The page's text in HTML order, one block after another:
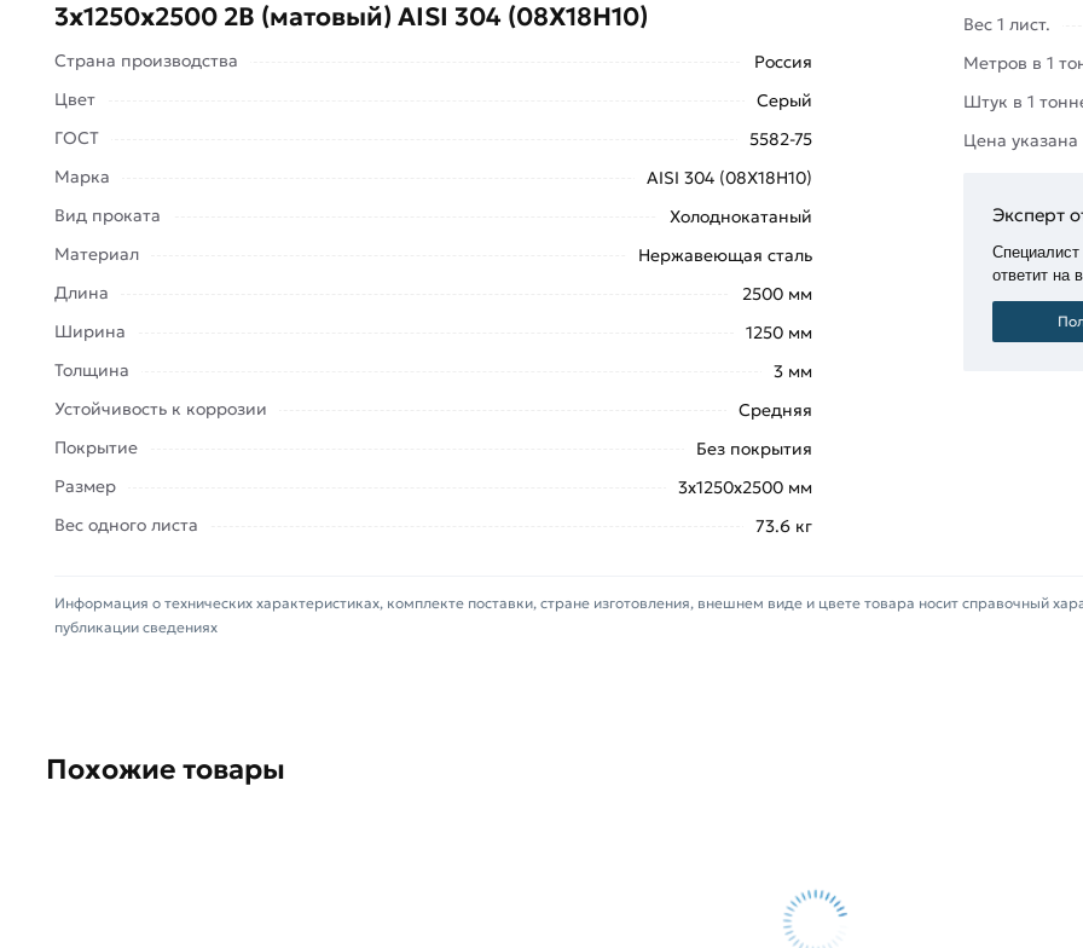
Применение:
Пищевая и химическая
промышленность;
Медицина, фармацевтика;
Производство бытовой и кухонной
элементы;
Вентилируемые фасады,
вентиляционные системы.
Для приобретения данной позиции, кликните мышкой
«Добавить в корзину»или
нажмите на кнопку«Быстрый заказ»
. Также можете купить позвонив по контактам
указанным на сайте.
Условия доставки и цены на товар Лист нержавеющий х/к 3х1250х2500 2B (матовый) AISI 304 (08Х18Н10)
Москве и области. Наши профессиональные менеджеры обработают заказ и свяжутся с Вами для
(наличие чека обязательно).
3х1250х2500 2B (матовый) AISI 304 (08Х18Н10)
Страна производства
Россия
Цвет
Серый
ГОСТ
5582-75
Марка
AISI 304 (08Х18Н10)
Вид проката
Холоднокатаный
Материал
Нержавеющая сталь
Длина
2500 мм
Ширина
1250 мм
Толщина
3 мм
Устойчивость к коррозии
Средняя
Покрытие
Без покрытия
Размер
3х1250х2500 мм
Вес одного листа
73.6 кг
Вес 1 лист.
Метров в 1
Штук в 1
Цена указана
Эксперт
ответит на
Информация о технических характеристиках, комплекте поставки, стране изготовления, внешнем виде и цвете товара носит справочный
публикации сведениях
Похожие товары